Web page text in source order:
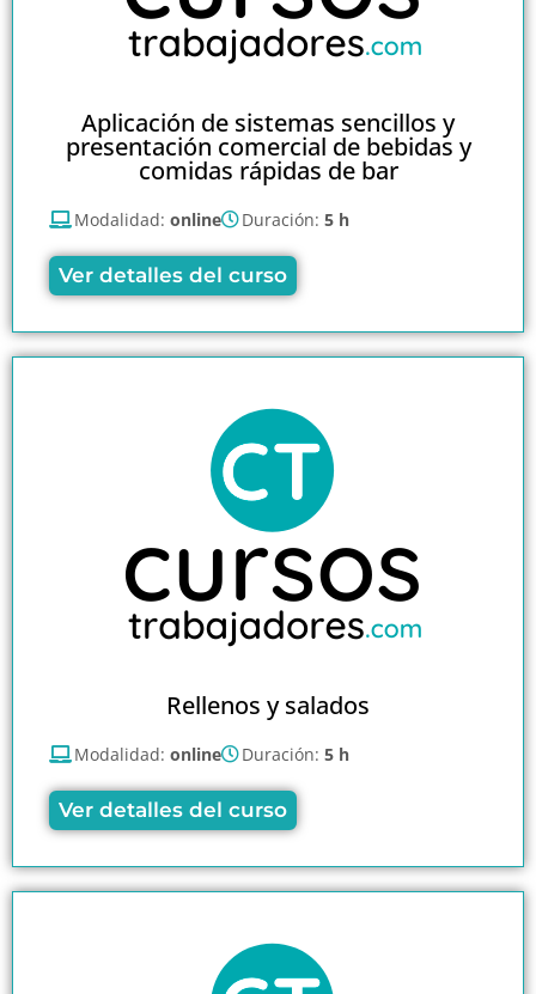
Aplicación de sistemas sencillos y
presentación comercial de bebidas y
comidas rápidas de bar
Modalidad: online Duración: 5 h
Ver detalles del curso
Rellenos y salados
Modalidad: online Duración: 5 h
Ver detalles del curso